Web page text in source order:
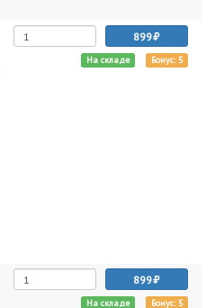
899
На складе Бонус: 5
899
На складе Бонус: 5